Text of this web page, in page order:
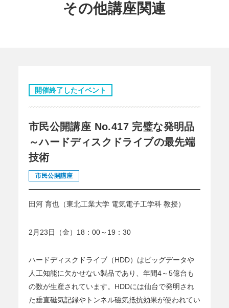
その他講座関連
開催終了したイベント
市民公開講座 No.417 完璧な発明品
～ハードディスクドライブの最先端
技術
市民公開講座
田河 育也（東北工業大学 電気電子工学科 教授）
2月23日（金）18：00～19：30
ハードディスクドライブ（HDD）はビッグデータや
人工知能に欠かせない製品であり、年間4～5億台も
の数が生産されています。HDDには仙台で発明され
た垂直磁気記録やトンネル磁気抵抗効果が使われてい